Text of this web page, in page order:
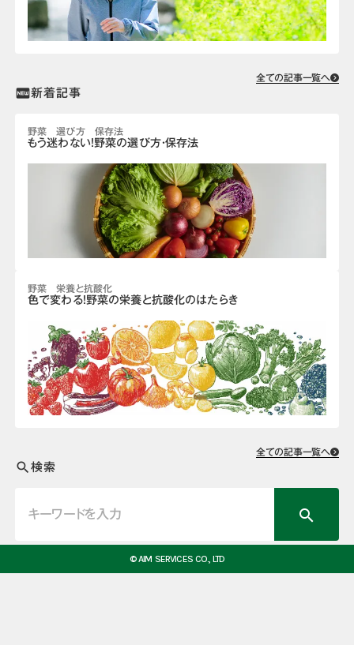
全ての記事一覧へ
fiber_new新着記事
野菜 選び方 保存法
もう迷わない！野菜の選び方・保存法
野菜 栄養と抗酸化
色で変わる！野菜の栄養と抗酸化のはたらき
全ての記事一覧へ
search検索
search
© AIM SERVICES CO., LTD